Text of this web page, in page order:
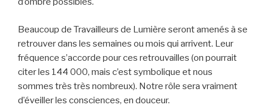
Beaucoup de Travailleurs de Lumière seront amenés à se
retrouver dans les semaines ou mois qui arrivent. Leur
fréquence s’accorde pour ces retrouvailles (on pourrait
citer les 144 000, mais c’est symbolique et nous
sommes très très nombreux). Notre rôle sera vraiment
d’éveiller les consciences, en douceur.